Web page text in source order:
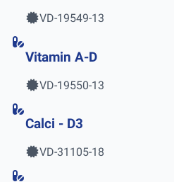
VD-19549-13
Vitamin A-D
VD-19550-13
Calci - D3
VD-31105-18